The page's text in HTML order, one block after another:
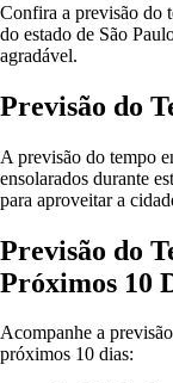
Confira a previsão do
do estado de São
agradável.
Previsão do
A previsão do tempo
ensolarados durante
para aproveitar a
Previsão do
Próximos 10
Acompanhe a
próximos 10 dias: